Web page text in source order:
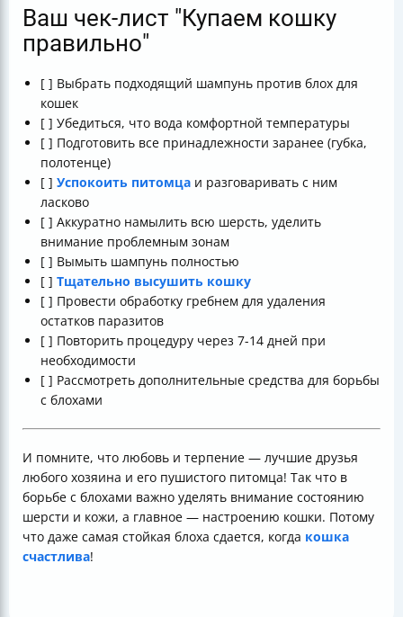
Ваш чек-лист "Купаем кошку
правильно"
[ ] Выбрать подходящий шампунь против блох для
кошек
[ ] Убедиться, что вода комфортной температуры
[ ] Подготовить все принадлежности заранее (губка,
полотенце)
[ ] Успокоить питомца и разговаривать с ним
ласково
[ ] Аккуратно намылить всю шерсть, уделить
внимание проблемным зонам
[ ] Вымыть шампунь полностью
[ ] Тщательно высушить кошку
[ ] Провести обработку гребнем для удаления
остатков паразитов
[ ] Повторить процедуру через 7-14 дней при
необходимости
[ ] Рассмотреть дополнительные средства для борьбы
с блохами
И помните, что любовь и терпение — лучшие друзья
любого хозяина и его пушистого питомца! Так что в
борьбе с блохами важно уделять внимание состоянию
шерсти и кожи, а главное — настроению кошки. Потому
что даже самая стойкая блоха сдается, когда кошка
счастлива!